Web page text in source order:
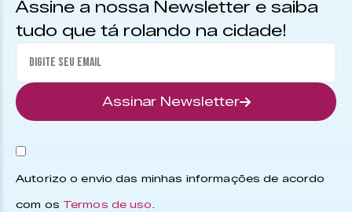
Assine a nossa Newsletter e saiba
tudo que tá rolando na cidade!
Assinar Newsletter
Autorizo o envio das minhas informações de acordo
com os Termos de uso.